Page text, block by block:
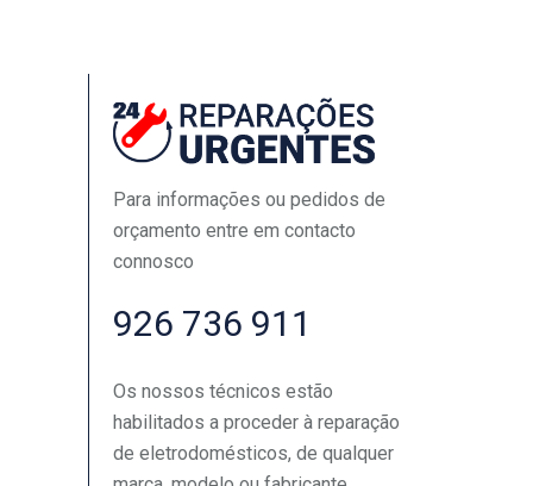
Para informações ou pedidos de
orçamento entre em contacto
connosco
926 736 911
Os nossos técnicos estão
habilitados a proceder à reparação
de eletrodomésticos, de qualquer